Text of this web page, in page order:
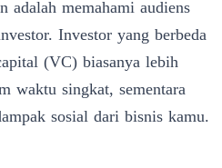
adalah memahami audiens
Investor yang berbeda
(VC) biasanya lebih
waktu singkat, sementara
sosial dari bisnis kamu.